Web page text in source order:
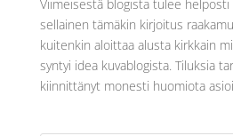
Viimeisestä blogista tulee helposti
sellainen tämäkin kirjoitus
kuitenkin aloittaa alusta kirkkain
syntyi idea kuvablogista. Tiluksia
kiinnittänyt monesti huomiota